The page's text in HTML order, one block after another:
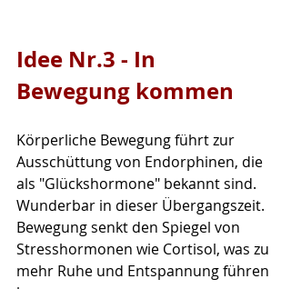
Idee Nr.3 - In
Bewegung kommen
Körperliche Bewegung führt zur
Ausschüttung von Endorphinen, die
als "Glückshormone" bekannt sind.
Wunderbar in dieser Übergangszeit.
Bewegung senkt den Spiegel von
Stresshormonen wie Cortisol, was zu
mehr Ruhe und Entspannung führen